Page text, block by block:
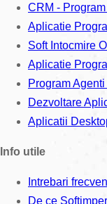
CRM -
Aplicatie
Soft Intocmire
Aplicatie
Program
Dezvoltare
Aplicatii
Info utile
Intrebari
De ce